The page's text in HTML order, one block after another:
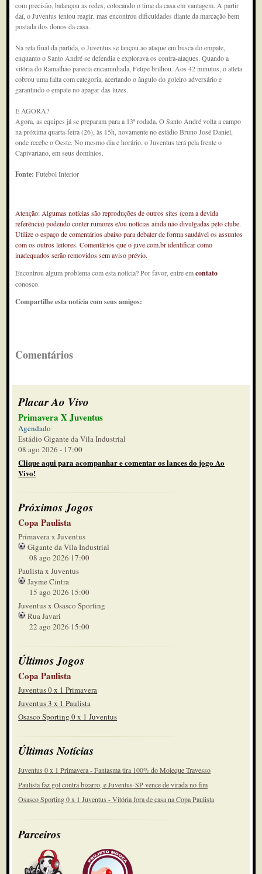
com precisão, balançou as redes, colocando o time da casa em vantagem. A partir
daí, o Juventus tentou reagir, mas encontrou dificuldades diante da marcação bem
postada dos donos da casa.
Na reta final da partida, o Juventus se lançou ao ataque em busca do empate,
enquanto o Santo André se defendia e explorava os contra-ataques. Quando a
vitória do Ramalhão parecia encaminhada, Felipe brilhou. Aos 42 minutos, o atleta
cobrou uma falta com categoria, acertando o ângulo do goleiro adversário e
garantindo o empate no apagar das luzes.
E AGORA?
Agora, as equipes já se preparam para a 13ª rodada. O Santo André volta a campo
na próxima quarta-feira (26), às 15h, novamente no estádio Bruno José Daniel,
onde recebe o Oeste. No mesmo dia e horário, o Juventus terá pela frente o
Capivariano, em seus domínios.
Fonte:Futebol Interior
Atenção: Algumas notícias são reproduções de outros sites (com a devida
referência) podendo conter rumores e/ou notícias ainda não divulgadas pelo clube.
Utilize o espaço de comentários abaixo para debater de forma saudável os assuntos
com os outros leitores. Comentários que o juve.com.br identificar como
inadequados serão removidos sem aviso prévio.
Encontrou algum problema com esta notícia? Por favor, entre emcontato
conosco.
Compartilhe esta notícia com seus amigos:
Comentários
Placar Ao Vivo
Primavera X Juventus
Agendado
Estádio Gigante da Vila Industrial
08 ago 2026 - 17:00
Clique aqui para acompanhar e comentar os lances do jogo Ao
Vivo!
Próximos Jogos
Copa Paulista
Primavera x Juventus
Gigante da Vila Industrial
08 ago 2026 17:00
Paulista x Juventus
Jayme Cintra
15 ago 2026 15:00
Juventus x Osasco Sporting
Rua Javari
22 ago 2026 15:00
Últimos Jogos
Copa Paulista
Juventus 0 x 1 Primavera
Juventus 3 x 1 Paulista
Osasco Sporting 0 x 1 Juventus
Últimas Notícias
Juventus 0 x 1 Primavera - Fantasma tira 100% do Moleque Travesso
Paulista faz gol contra bizarro, e Juventus-SP vence de virada no fim
Osasco Sporting 0 x 1 Juventus - Vitória fora de casa na Copa Paulista
Parceiros